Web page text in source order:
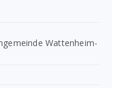
Wattenheim-